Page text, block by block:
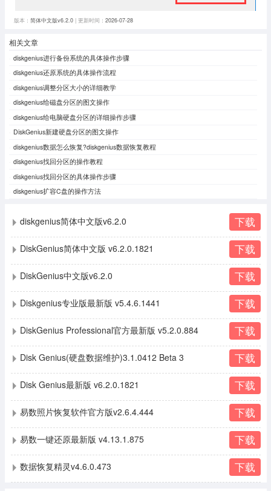
版本： 简体中文版v6.2.0| 更新时间： 2026-07-28
相关文章
diskgenius进行备份系统的具体操作步骤
diskgenius还原系统的具体操作流程
diskgenius调整分区大小的详细教学
diskgenius给磁盘分区的图文操作
diskgenius给电脑硬盘分区的详细操作步骤
DiskGenius新建硬盘分区的图文操作
diskgenius数据怎么恢复?diskgenius数据恢复教程
diskgenius找回分区的操作教程
diskgenius找回分区的具体操作步骤
diskgenius扩容C盘的操作方法
diskgenius简体中文版v6.2.0 下载
DiskGenius简体中文版 v6.2.0.1821 下载
DiskGenius中文版v6.2.0 下载
Diskgenius专业版最新版 v5.4.6.1441 下载
DiskGenius Professional官方最新版 v5.2.0.884 下载
Disk Genius(硬盘数据维护)3.1.0412 Beta 3 下载
Disk Genius最新版 v6.2.0.1821 下载
易数照片恢复软件官方版v2.6.4.444 下载
易数一键还原最新版 v4.13.1.875 下载
数据恢复精灵v4.6.0.473 下载